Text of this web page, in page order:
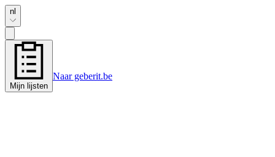
nl
Mijn lijsten
Naar geberit.be